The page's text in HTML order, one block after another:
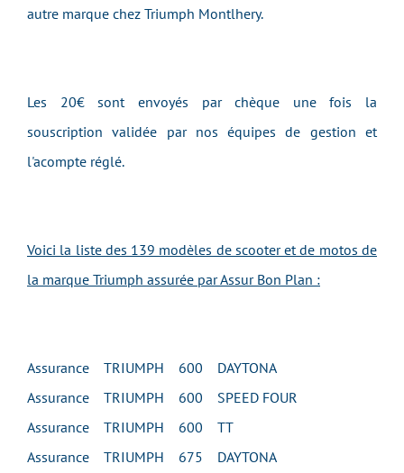
autre marque chez Triumph Montlhery.
Les 20€ sont envoyés par chèque une fois la
souscription validée par nos équipes de gestion et
l'acompte réglé.
Voici la liste des 139 modèles de scooter et de motos de
la marque Triumph assurée par Assur Bon Plan :
Assurance TRIUMPH 600 DAYTONA
Assurance TRIUMPH 600 SPEED FOUR
Assurance TRIUMPH 600 TT
Assurance TRIUMPH 675 DAYTONA